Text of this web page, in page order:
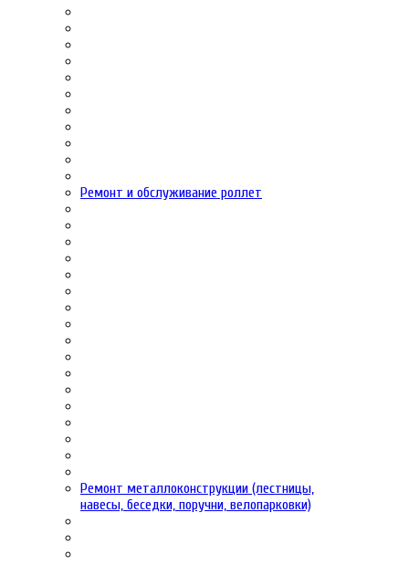
Ремонт и обслуживание роллет
Ремонт металлоконструкции (лестницы,
навесы, беседки, поручни, велопарковки)